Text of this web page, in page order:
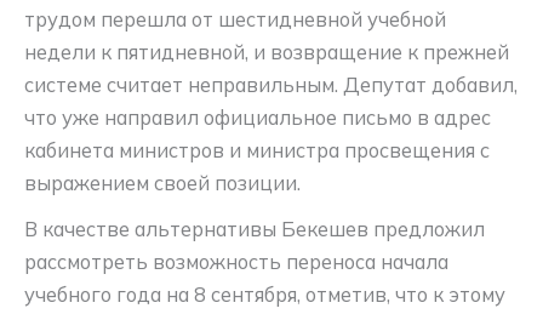
трудом перешла от шестидневной учебной
недели к пятидневной, и возвращение к прежней
системе считает неправильным. Депутат добавил,
что уже направил официальное письмо в адрес
кабинета министров и министра просвещения с
выражением своей позиции.
В качестве альтернативы Бекешев предложил
рассмотреть возможность переноса начала
учебного года на 8 сентября, отметив, что к этому